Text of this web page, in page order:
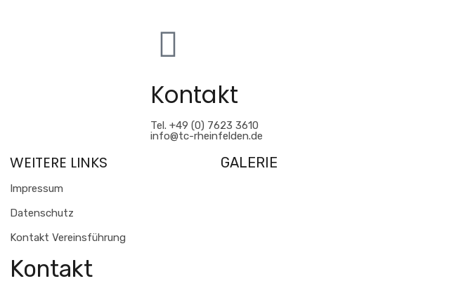
Kontakt
Tel. +49 (0) 7623 3610
info@tc-rheinfelden.de
WEITERE LINKS
Impressum
Datenschutz
Kontakt Vereinsführung
Kontakt
GALERIE